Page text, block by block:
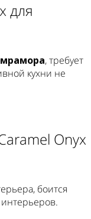
для
, требует
кухни не
Onyx
боится